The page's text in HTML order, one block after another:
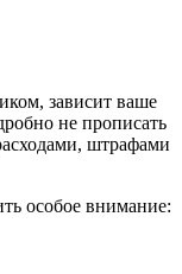
зависит ваше
не прописать
штрафами
особое внимание: